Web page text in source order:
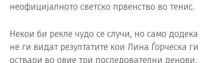
неофицијалното светско првенство во тенис.
Некои би рекле чудо се случи, но само додека
не ги видат резултатите кои Лина Ѓорческа ги
оствари во овие три последователни денови.